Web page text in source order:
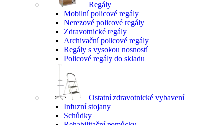
Regály
Mobilní policové regály
Nerezové policové regály
Zdravotnické regály
Archivační policové regály
Regály s vysokou nosností
Policové regály do skladu
Ostatní zdravotnické vybavení
Infuzní stojany
Schůdky